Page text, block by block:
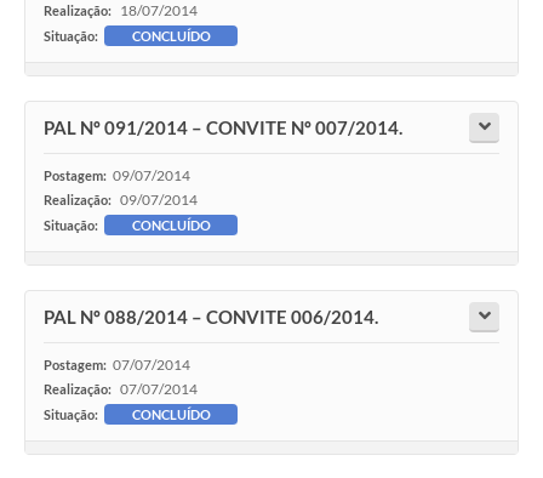
Realização: 18/07/2014
Situação: CONCLUÍDO
PAL Nº 091/2014 – CONVITE Nº 007/2014.
Postagem: 09/07/2014
Realização: 09/07/2014
Situação: CONCLUÍDO
PAL Nº 088/2014 – CONVITE 006/2014.
Postagem: 07/07/2014
Realização: 07/07/2014
Situação: CONCLUÍDO